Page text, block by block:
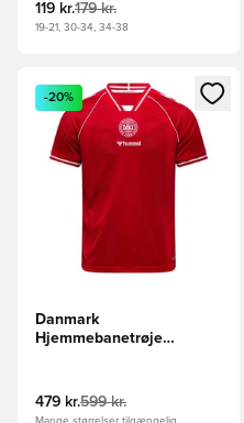
119 kr.179 kr.
19-21, 30-34, 34-38
Åbner en Modal til at
-20%
Danmark
Hjemmebanetrøje
479 kr.599 kr.
Mange størrelser tilgængelig